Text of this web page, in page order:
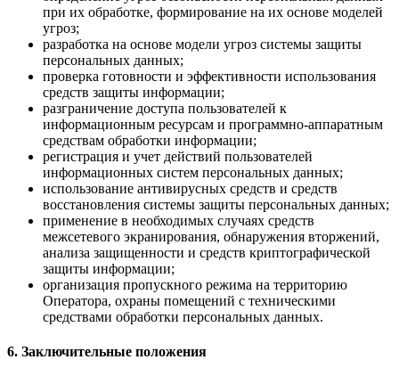
при их обработке, формирование на их основе моделей
угроз;
разработка на основе модели угроз системы защиты
персональных данных;
проверка готовности и эффективности использования
средств защиты информации;
разграничение доступа пользователей к
информационным ресурсам и программно-аппаратным
средствам обработки информации;
регистрация и учет действий пользователей
информационных систем персональных данных;
использование антивирусных средств и средств
восстановления системы защиты персональных данных;
применение в необходимых случаях средств
межсетевого экранирования, обнаружения вторжений,
анализа защищенности и средств криптографической
защиты информации;
организация пропускного режима на территорию
Оператора, охраны помещений с техническими
средствами обработки персональных данных.
6. Заключительные положения